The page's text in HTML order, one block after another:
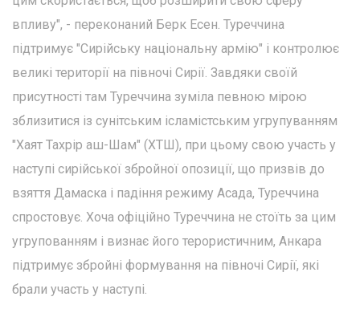
впливу", - переконаний Берк Есен. Туреччина
підтримує "Сирійську національну армію" і контролює
великі території на півночі Сирії. Завдяки своїй
присутності там Туреччина зуміла певною мірою
зблизитися із сунітським ісламістським угрупуванням
"Хаят Тахрір аш-Шам" (ХТШ), при цьому свою участь у
наступі сирійської збройної опозиції, що призвів до
взяття Дамаска і падіння режиму Асада, Туреччина
спростовує. Хоча офіційно Туреччина не стоїть за цим
угрупованням і визнає його терористичним, Анкара
підтримує збройні формування на півночі Сирії, які
брали участь у наступі.